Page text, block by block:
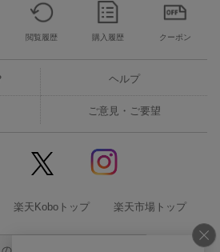
閲覧履歴 購入履歴 クーポン
ヘルプ
ご意見・ご要望
楽天Koboトップ 楽天市場トップ